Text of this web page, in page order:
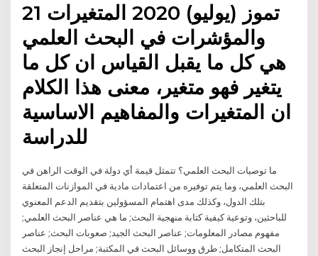
21 تموز (يوليو) 2020 المتغيرات
والمؤشرات في البحث العلمي
هي كل ما يقبل القياس ان كل ما
يتغير فهو متغير، معنى هذا الكلام
ان المتغيرات والمفاهيم الاساسية
ما توصيات البحث العلمي؟ تتمثل قيمة أي دولة في الوقت الراهن في
البحث العلمي، وما يتم توفيره من اعتمادات مادية في الموازنات المتعلقة
بتلك الدول، وكذلك مدى اهتمام المسؤولين بتقديم الدعم المعنوي
للباحثين، وتوعية كيفية كتابة منهجية البحث; ما هي عناصر البحث العلمي;
مفهوم مصادر المعلومات; عناصر البحث الجيد; صعوبات البحث; عناصر
البحث المتكامل; طرق ووسائل البحث في المكتبة; مراحل إنجاز البحث